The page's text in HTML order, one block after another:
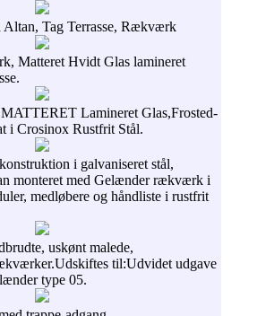
Tag Terrasse, Rækværk
Matteret Hvidt Glas lamineret
Lamineret Glas,Frosted-
i Crosinox Rustfrit Stål.
i galvaniseret stål,
monteret med Gelænder rækværk i
medløbere og håndliste i rustfrit
uskønt malede,
til:Udvidet udgave
type 05.